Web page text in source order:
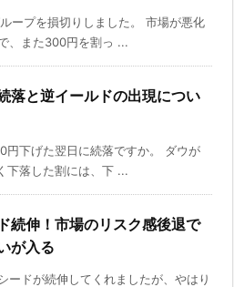
ープを損切りしました。 市場が悪化
、また300円を割っ ...
落と逆イールドの出現につい
円下げた翌日に続落ですか。 ダウが
下落した割には、下 ...
続伸！市場のリスク感後退で
が入る
ードが続伸してくれましたが、やはり